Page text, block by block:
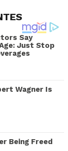
Say
Just Stop
Wagner Is
Being Freed